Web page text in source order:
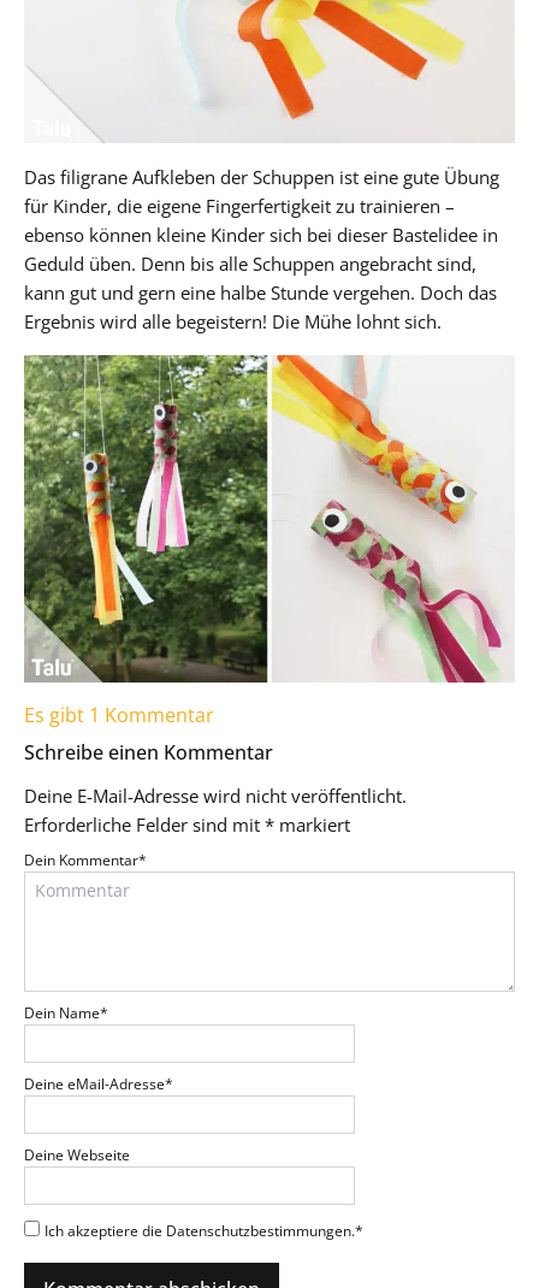
Das filigrane Aufkleben der Schuppen ist eine gute Übung
für Kinder, die eigene Fingerfertigkeit zu trainieren –
ebenso können kleine Kinder sich bei dieser Bastelidee in
Geduld üben. Denn bis alle Schuppen angebracht sind,
kann gut und gern eine halbe Stunde vergehen. Doch das
Ergebnis wird alle begeistern! Die Mühe lohnt sich.
Es gibt 1 Kommentar
Schreibe einen Kommentar
Deine E-Mail-Adresse wird nicht veröffentlicht.
Erforderliche Felder sind mit * markiert
Dein Kommentar*
Dein Name*
Deine eMail-Adresse*
Deine Webseite
Ich akzeptiere die Datenschutzbestimmungen.*